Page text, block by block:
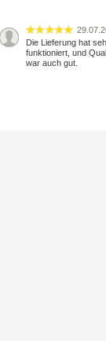
Die Lieferung hat
funktioniert, und
war auch gut.